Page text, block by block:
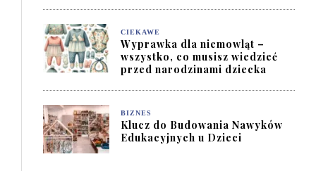
CIEKAWE
Wyprawka dla niemowląt –
wszystko, co musisz wiedzieć
przed narodzinami dziecka
BIZNES
Klucz do Budowania Nawyków
Edukacyjnych u Dzieci